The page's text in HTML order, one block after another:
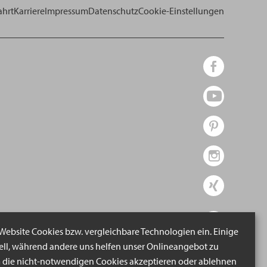
Cookies bzw. vergleichbare Technologien ein. Einige
während andere uns helfen unser Onlineangebot zu
die nicht-notwendigen Cookies akzeptieren oder ablehnen
KarriereImpressumDatenschutzCookie-Einstellungen